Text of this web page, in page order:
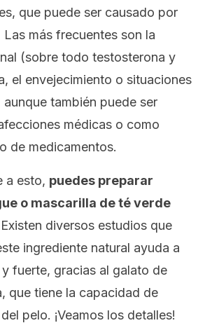
que puede ser causado por
más frecuentes son la
(sobre todo testosterona y
el envejecimiento o situaciones
también puede ser
médicas o como
de medicamentos.
a esto, puedes preparar
o mascarilla de té verde
diversos estudios que
ingrediente natural ayuda a
fuerte, gracias al galato de
que tiene la capacidad de
pelo. ¡Veamos los detalles!